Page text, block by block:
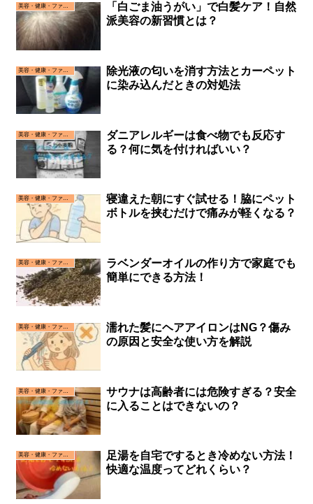
美容・健康・ファッション
「白ごま油うがい」で白髪ケア！自然
派美容の新習慣とは？
美容・健康・ファッション
除光液の匂いを消す方法とカーペット
に染み込んだときの対処法
ダニアレルギーは食べ物でも反応す
る？何に気を付ければいい？
美容・健康・ファッション
寝違えた朝にすぐ試せる！脇にペット
ボトルを挟むだけで痛みが軽くなる？
美容・健康・ファッション
ラベンダーオイルの作り方で家庭でも
簡単にできる方法！
美容・健康・ファッション
濡れた髪にヘアアイロンはNG？傷み
の原因と安全な使い方を解説
サウナは高齢者には危険すぎる？安全
に入ることはできないの？
美容・健康・ファッション
足湯を自宅でするとき冷めない方法！
快適な温度ってどれくらい？